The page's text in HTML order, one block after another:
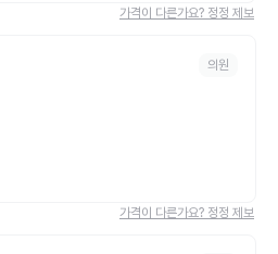
가격이 다른가요? 정정 제보
의원
가격이 다른가요? 정정 제보